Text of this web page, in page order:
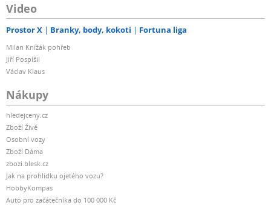
Video
Prostor X Branky, body, kokoti Fortuna liga
Milan Knížák pohřeb
Jiří Pospíšil
Václav Klaus
Nákupy
hledejceny.cz
Zboží Živě
Osobní vozy
Zboží Dáma
zbozi.blesk.cz
Jak na prohlídku ojetého vozu?
HobbyKompas
Auto pro začátečníka do 100 000 Kč